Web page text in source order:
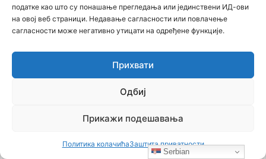
податке као што су понашање прегледања или јединствени ИД-ови
на овој веб страници. Недавање сагласности или повлачење
сагласности може негативно утицати на одређене функције.
Прихвати
Одбиј
Прикажи подешавања
Политика колачићаЗаштита приватности
Serbian